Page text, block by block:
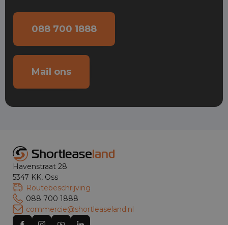
088 700 1888
Mail ons
Havenstraat 28
5347 KK, Oss
Routebeschrijving
088 700 1888
commercie@shortleaseland.nl